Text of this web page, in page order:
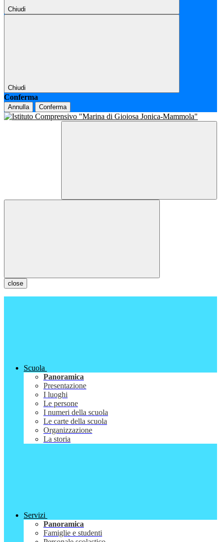
Chiudi
Chiudi
Conferma
Annulla Conferma
close
Scuola
Panoramica
Presentazione
I luoghi
Le persone
I numeri della scuola
Le carte della scuola
Organizzazione
La storia
Servizi
Panoramica
Famiglie e studenti